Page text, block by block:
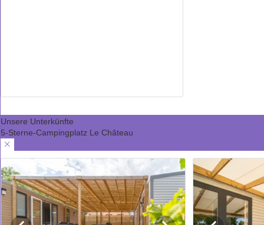
Unsere Unterkünfte
5-Sterne-Campingplatz Le Château